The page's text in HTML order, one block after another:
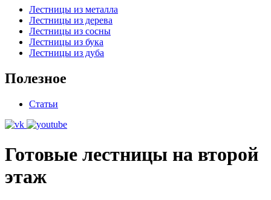
Лестницы из металла
Лестницы из дерева
Лестницы из сосны
Лестницы из бука
Лестницы из дуба
Полезное
Статьи
Готовые лестницы на второй
этаж